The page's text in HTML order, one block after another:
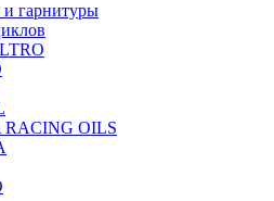
гарнитуры
OILS